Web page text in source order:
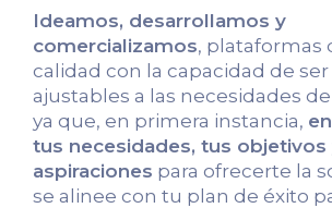
Ideamos, desarrollamos y
comercializamos, plataformas
calidad con la capacidad de
ajustables a las necesidades
ya que, en primera instancia,
tus necesidades, tus objetivos
aspiraciones para ofrecerte la
se alinee con tu plan de éxito